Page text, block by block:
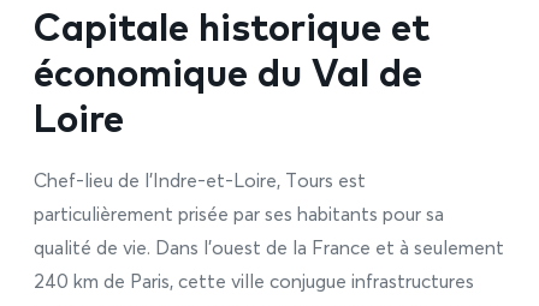
Capitale historique et
économique du Val de
Loire
Chef-lieu de l’Indre-et-Loire, Tours est
particulièrement prisée par ses habitants pour sa
qualité de vie. Dans l’ouest de la France et à seulement
240 km de Paris, cette ville conjugue infrastructures